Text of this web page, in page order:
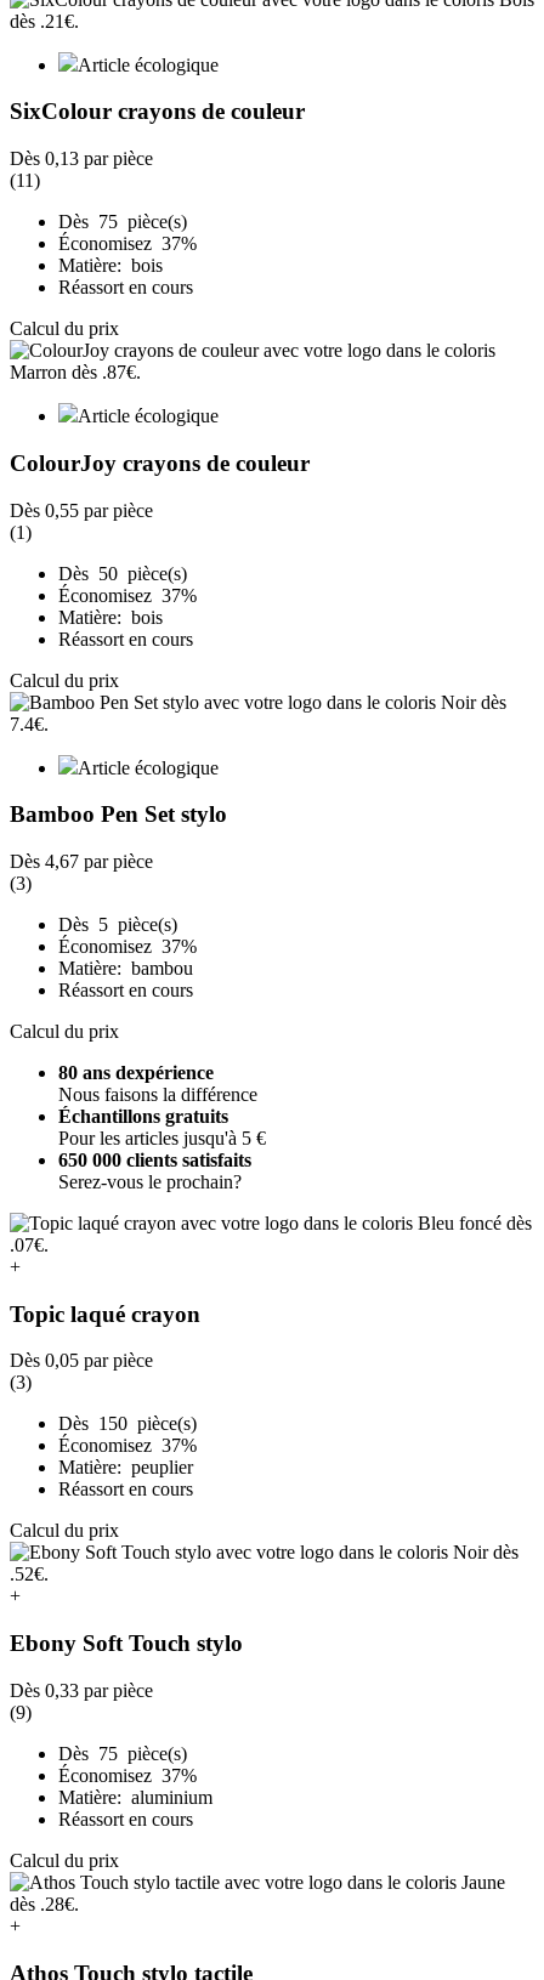
Article écologique
SixColour crayons de couleur
Dès 0,13 par pièce
(11)
Dès 75 pièce(s)
Économisez 37%
Matière: bois
Réassort en cours
Calcul du prix
Article écologique
ColourJoy crayons de couleur
Dès 0,55 par pièce
(1)
Dès 50 pièce(s)
Économisez 37%
Matière: bois
Réassort en cours
Calcul du prix
Article écologique
Bamboo Pen Set stylo
Dès 4,67 par pièce
(3)
Dès 5 pièce(s)
Économisez 37%
Matière: bambou
Réassort en cours
Calcul du prix
80 ans dexpérience
Nous faisons la différence
Échantillons gratuits
Pour les articles jusqu'à 5 €
650 000 clients satisfaits
Serez-vous le prochain?
+
Topic laqué crayon
Dès 0,05 par pièce
(3)
Dès 150 pièce(s)
Économisez 37%
Matière: peuplier
Réassort en cours
Calcul du prix
+
Ebony Soft Touch stylo
Dès 0,33 par pièce
(9)
Dès 75 pièce(s)
Économisez 37%
Matière: aluminium
Réassort en cours
Calcul du prix
+
Athos Touch stylo tactile